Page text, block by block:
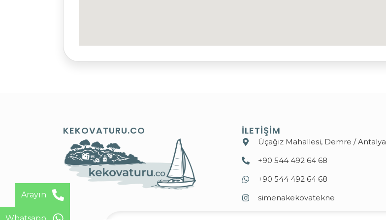
KEKOVATURU.CO İLETIŞIM
Üçağız Mahallesi, Demre / Antalya
+90 544 492 64 68
+90 544 492 64 68
simenakekovatekne
Arayın